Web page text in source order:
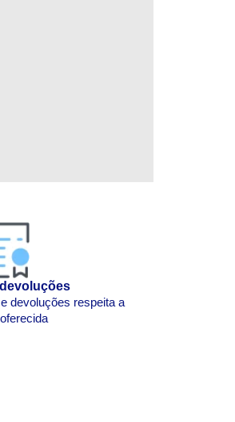
devoluções respeita a